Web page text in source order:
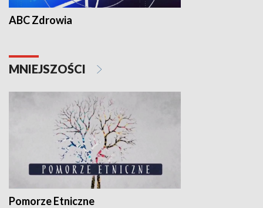
ABC Zdrowia
MNIEJSZOŚCI
Pomorze Etniczne